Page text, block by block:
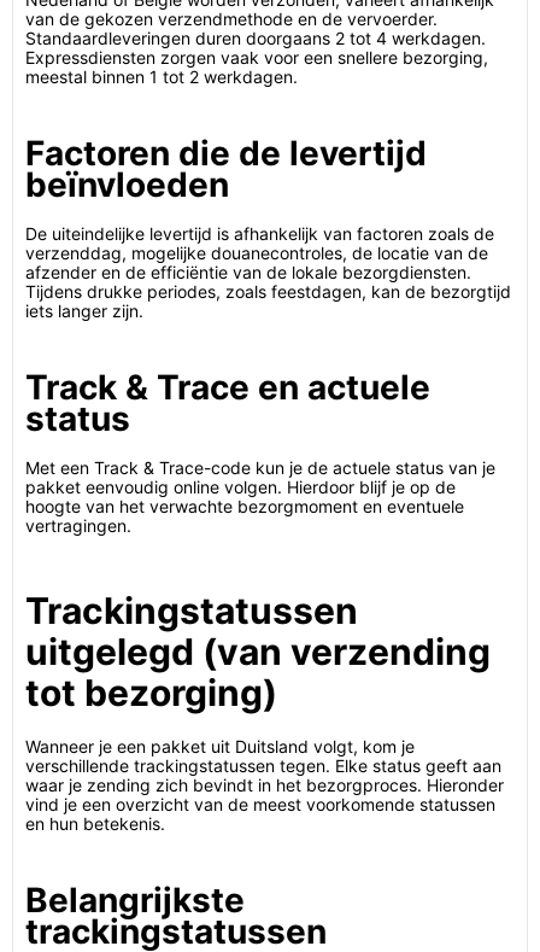
van de gekozen verzendmethode en de vervoerder.
Standaardleveringen duren doorgaans 2 tot 4 werkdagen.
Expressdiensten zorgen vaak voor een snellere bezorging,
meestal binnen 1 tot 2 werkdagen.
Factoren die de levertijd
beïnvloeden
De uiteindelijke levertijd is afhankelijk van factoren zoals de
verzenddag, mogelijke douanecontroles, de locatie van de
afzender en de efficiëntie van de lokale bezorgdiensten.
Tijdens drukke periodes, zoals feestdagen, kan de bezorgtijd
iets langer zijn.
Track & Trace en actuele
status
Met een Track & Trace-code kun je de actuele status van je
pakket eenvoudig online volgen. Hierdoor blijf je op de
hoogte van het verwachte bezorgmoment en eventuele
vertragingen.
Trackingstatussen
uitgelegd (van verzending
tot bezorging)
Wanneer je een pakket uit Duitsland volgt, kom je
verschillende trackingstatussen tegen. Elke status geeft aan
waar je zending zich bevindt in het bezorgproces. Hieronder
vind je een overzicht van de meest voorkomende statussen
en hun betekenis.
Belangrijkste
trackingstatussen